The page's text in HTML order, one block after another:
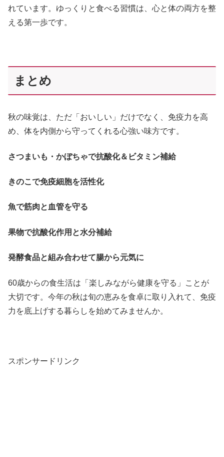
れています。ゆっくりと食べる習慣は、心と体の両方を整
える第一歩です。
まとめ
秋の味覚は、ただ「おいしい」だけでなく、免疫力を高
め、体を内側から守ってくれる心強い味方です。
さつまいも・かぼちゃで抗酸化＆ビタミン補給
きのこで免疫細胞を活性化
魚で筋肉と血管を守る
果物で抗酸化作用と水分補給
発酵食品と組み合わせて腸から元気に
60歳からの食生活は「楽しみながら健康を守る」ことが
大切です。今年の秋は旬の恵みを食卓に取り入れて、免疫
力を底上げする暮らしを始めてみませんか。
スポンサードリンク